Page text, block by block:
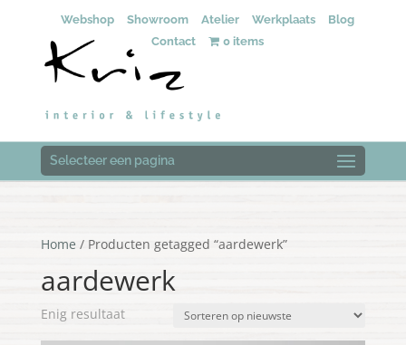
Webshop Showroom Atelier Werkplaats
Blog
Contact
0 items
Selecteer een pagina
Home / Producten getagged “aardewerk”
aardewerk
Enig resultaat